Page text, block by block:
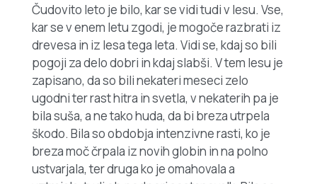
Čudovito leto je bilo, kar se vidi tudi v lesu. Vse,
kar se v enem letu zgodi, je mogoče razbrati iz
drevesa in iz lesa tega leta. Vidi se, kdaj so bili
pogoji za delo dobri in kdaj slabši. V tem lesu je
zapisano, da so bili nekateri meseci zelo
ugodni ter rast hitra in svetla, v nekaterih pa je
bila suša, a ne tako huda, da bi breza utrpela
škodo. Bila so obdobja intenzivne rasti, ko je
breza moč črpala iz novih globin in na polno
ustvarjala, ter druga ko je omahovala a